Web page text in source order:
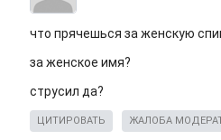
что прячешься за женскую
за женское имя?
струсил да?
ЦИТИРОВАТЬ ЖАЛОБА